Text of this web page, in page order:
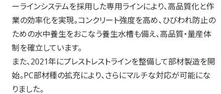
ーラインシステムを採用した専用ラインにより、高品質化と作
業の効率化を実現。コンクリート強度を高め、ひびわれ防止の
ための水中養生をおこなう養生水槽も備え、高品質・量産体
制を確立しています。
また、2021年にプレストレストラインを整備して部材製造を開
始。PC部材種の拡充により、さらにマルチな対応が可能にな
りました。